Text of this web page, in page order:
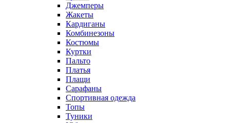
Джемперы
Жакеты
Кардиганы
Комбинезоны
Костюмы
Куртки
Пальто
Платья
Плащи
Сарафаны
Спортивная одежда
Топы
Туники